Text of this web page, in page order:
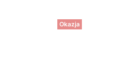
Okazja